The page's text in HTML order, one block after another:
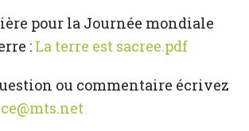
pour la Journée mondiale
: La terre est sacree.pdf
ou commentaire écrivez